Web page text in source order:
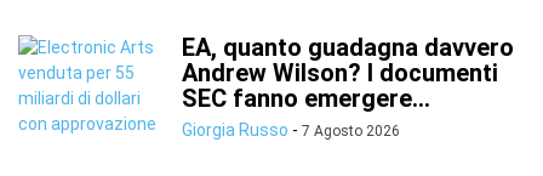
EA, quanto guadagna davvero
Andrew Wilson? I documenti
SEC fanno emergere...
Giorgia Russo - 7 Agosto 2026